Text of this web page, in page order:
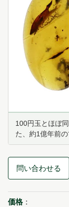
100円玉とほぼ
た、約1億年前
問い合わせる
価格：